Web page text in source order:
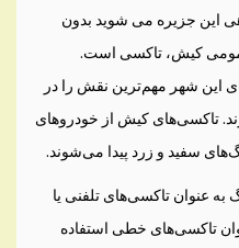
این جزیره می شوید بدون
کیش، تاکسی است.
این شهر مهم‌ترین نقش را در
تاکسی‌های کیش از خودروهای
سفید و زرد پیدا می‌شوند.
عنوان تاکسی‌های تلفنی یا
تاکسی‌های خطی استفاده